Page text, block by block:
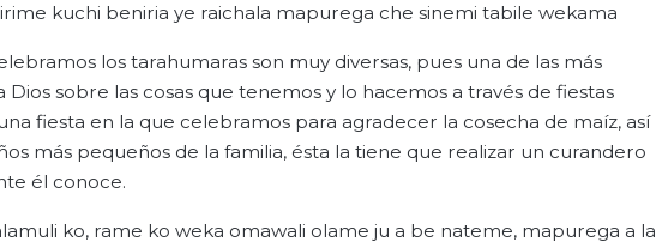
kuchi beniria ye raichala mapurega che sinemi tabile wekama
los tarahumaras son muy diversas, pues una de las más
sobre las cosas que tenemos y lo hacemos a través de fiestas
fiesta en la que celebramos para agradecer la cosecha de maíz, así
más pequeños de la familia, ésta la tiene que realizar un curandero
él conoce.
ko, rame ko weka omawali olame ju a be nateme, mapurega a la